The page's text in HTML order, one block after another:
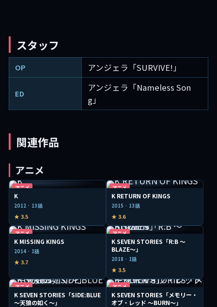
スタッフ
OP アンジェラ「SURVIVE!」
ED
アンジェラ「Nameless Son
g」
関連作品
アニメ
アニメ
K
2012 · 13話
★ 3.5
アニメ
K RETURN OF KINGS
2015 · 13話
★ 3.6
アニメ
K MISSING KINGS
2014 · 1話
★ 3.7
アニメ
K SEVEN STORIES「R:B ～
BLAZE～」
2018 · 1話
★ 3.5
アニメ
K SEVEN STORIES「SIDE:BLUE
～天狼の如く～」
アニメ
K SEVEN STORIES「メモリー・
オブ・レッド ～BURN～」